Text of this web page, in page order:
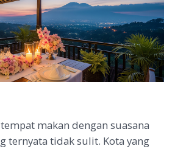
makan dengan suasana
ternyata tidak sulit. Kota yang